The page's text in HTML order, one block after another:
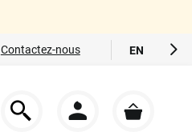
Contactez-nous EN